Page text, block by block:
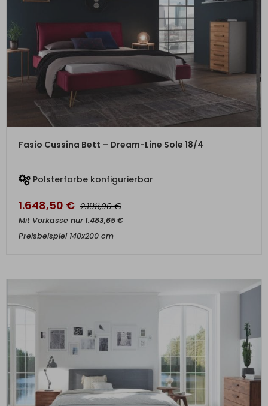
ZUM PRODUKT
Fasio Cussina Bett – Dream-Line Sole 18/4
Polsterfarbe konfigurierbar
1.648,50 € 2.198,00€
Mit Vorkasse nur1.483,65€
Preisbeispiel 140x200 cm